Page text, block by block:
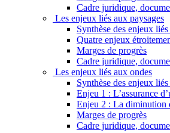
Cadre juridique,
Les enjeux liés aux paysages
Synthèse des enjeux
Quatre enjeux
Marges de progrès
Cadre juridique,
Les enjeux liés aux ondes
Synthèse des enjeux
Enjeu 1 : L’assurance
Enjeu 2 : La diminution
Marges de progrès
Cadre juridique,